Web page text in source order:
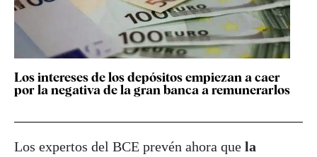
Los intereses de los depósitos empiezan a caer
por la negativa de la gran banca a remunerarlos
Los expertos del BCE prevén ahora que la